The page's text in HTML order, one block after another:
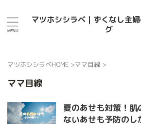
マツホシシラベ｜ずくなし主
グ
マツホシシラベHOME >ママ目線 >
ママ目線
夏のあせも対策！肌
ないあせも予防のし